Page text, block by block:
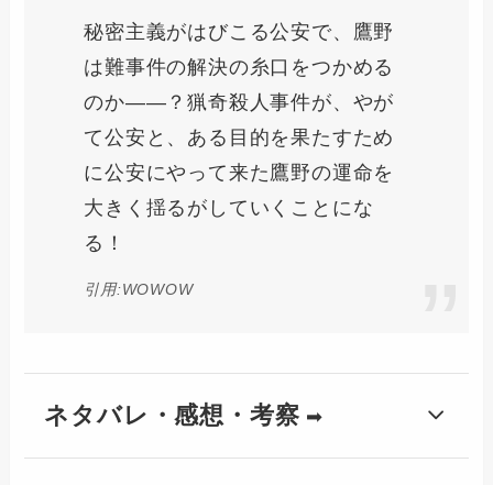
秘密主義がはびこる公安で、鷹野
は難事件の解決の糸口をつかめる
のか――？猟奇殺人事件が、やが
て公安と、ある目的を果たすため
に公安にやって来た鷹野の運命を
大きく揺るがしていくことにな
る！
引用:WOWOW
ネタバレ・感想・考察 ➡